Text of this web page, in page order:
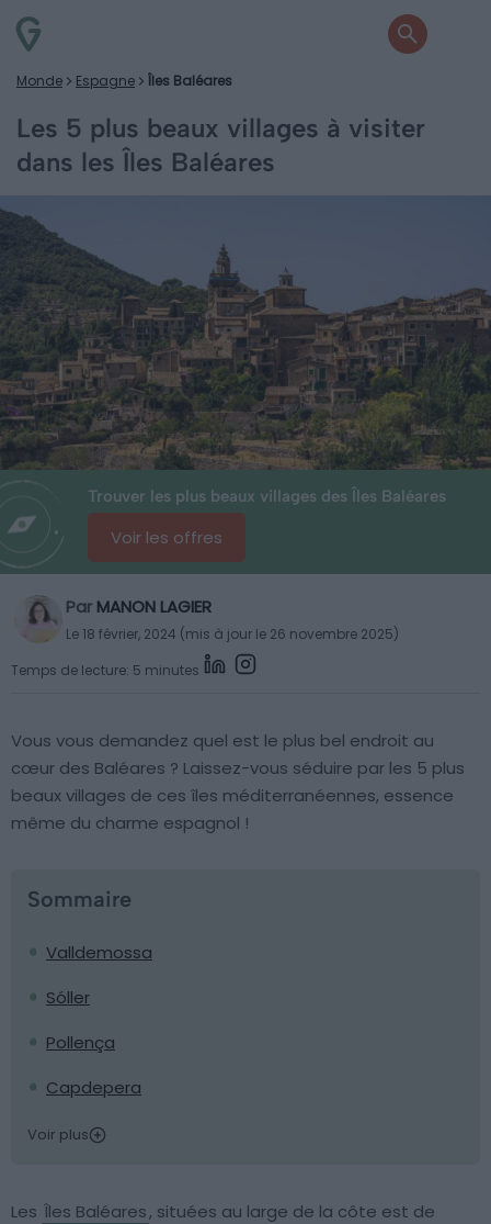
Monde Espagne Îles Baléares
Les 5 plus beaux villages à visiter
dans les Îles Baléares
Trouver les plus beaux villages des Îles Baléares
Voir les offres
Par MANON LAGIER
Le 18 février, 2024 (mis à jour le 26 novembre 2025)
Temps de lecture: 5 minutes
Vous vous demandez quel est le plus bel endroit au
cœur des Baléares ? Laissez-vous séduire par les 5 plus
beaux villages de ces îles méditerranéennes, essence
même du charme espagnol !
Sommaire
Valldemossa
Sóller
Pollença
Capdepera
Voir plus
Les Îles Baléares, situées au large de la côte est de